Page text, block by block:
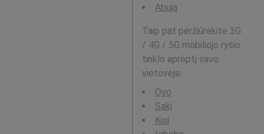
Abuja
Taip pat peržiūrėkite 3G
/ 4G / 5G mobiliojo ryšio
tinklo aprėptį savo
vietovėje:
Oyo
Saki
Kisi